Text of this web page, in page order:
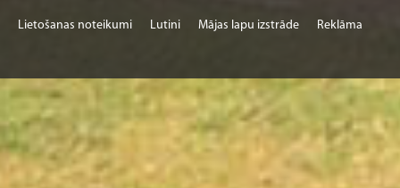
Lietošanas noteikumi Lutini Mājas lapu izstrāde Reklāma